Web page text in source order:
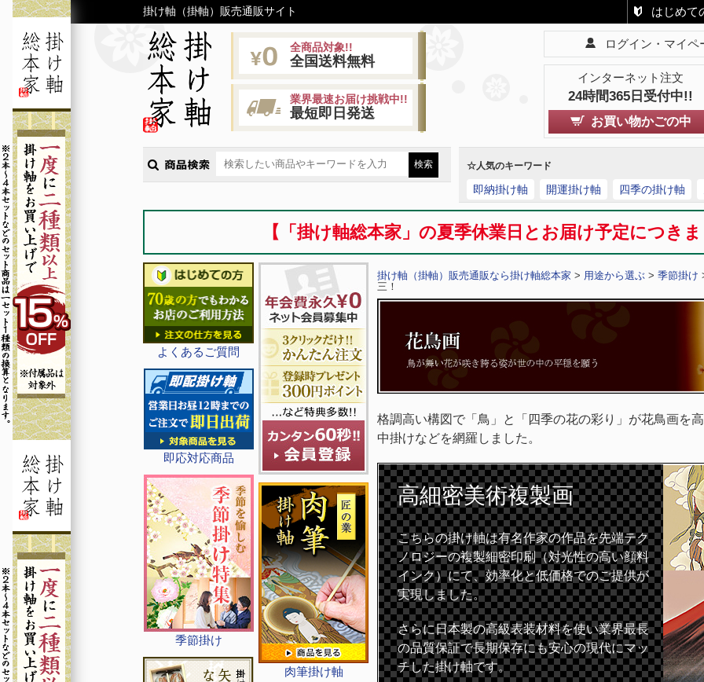
掛け軸（掛軸）販売通販サイト はじめて
全商品対象!!
全国送料無料
業界最速お届け挑戦中!!
最短即日発送
ログイン・マイペ
インターネット注文
24時間365日受付中!!
お買い物かごの中
☆人気のキーワード
即納掛け軸 開運掛け軸 四季の掛け軸
【「掛け軸総本家」の夏季休業日とお届け予定につ
よくあるご質問
即応対応商品
季節掛け
肉筆掛け軸
掛け軸（掛軸）販売通販なら掛け軸総本家 > 用途から選ぶ > 季節掛け
三！
格調高い構図で「鳥」と「四季の花の彩り」が花鳥画を
中掛けなどを網羅しました。
高細密美術複製画
こちらの掛け軸は有名作家の作品を先端テク
ノロジーの複製細密印刷（対光性の高い顔料
インク）にて、効率化と低価格でのご提供が
実現しました。
さらに日本製の高級表装材料を使い業界最長
の品質保証で長期保存にも安心の現代にマッ
チした掛け軸です。